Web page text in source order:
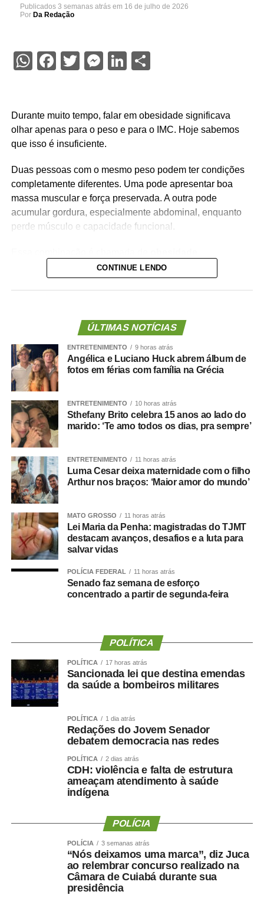
Publicados 3 semanas atrás em 16 de julho de 2026
Por Da Redação
WhatsApp
Facebook
Twitter
Messenger
LinkedIn
Share
Durante muito tempo, falar em obesidade significava
olhar apenas para o peso e para o IMC. Hoje sabemos
que isso é insuficiente.
Duas pessoas com o mesmo peso podem ter condições
completamente diferentes. Uma pode apresentar boa
massa muscular e força preservada. A outra pode
acumular gordura, especialmente abdominal, enquanto
perde músculo e capacidade funcional.
Ela reúne dois problemas importantes: excesso de
muscular. Além de aumentar o risco de fragilidade,
quedas, diabetes e doenças cardiovasculares, novas
evidências mostram que essa condição também pode
estar associada a maior risco de demência.
O que a ciência mostra :
Um grande estudo publicado na revista
Nutrition avaliou dados de centenas de milhares de
pessoas e analisou a relação entre composição corporal,
força muscular e desenvolvimento de demência.
Os resultados mostraram que tanto a sarcopenia isolada
quanto a obesidade sarcopênica estavam associadas a
um risco maior de declínio cognitivo. Um dos achados
mais relevantes foi a importância da
, medida por dinamometria.
Quanto menor a força e quanto maior sua redução ao
Isso reforça uma mudança importante na forma de avaliar
Não basta saber quanto peso uma pessoa
perdeu. Precisamos saber quanto músculo e quanta
força ela conseguiu preservar.
Emagrecer , nem sempre
significa melhorar a saúde ?
Uma perda de peso mal conduzida pode incluir perda
pessoas mais velhas, sedentárias, submetidas a dietas
muito restritivas ou a tratamentos sem acompanhamento
Mesmo com o avanço dos medicamentos para
obesidade, o objetivo não deve ser apenas reduzir o
CONTINUE LENDO
ÚLTIMAS NOTÍCIAS
ENTRETENIMENTO 9 horas atrás
Angélica e Luciano Huck abrem álbum de
fotos em férias com família na Grécia
ENTRETENIMENTO 10 horas atrás
Sthefany Brito celebra 15 anos ao lado do
marido: ‘Te amo todos os dias, pra sempre’
ENTRETENIMENTO 11 horas atrás
Luma Cesar deixa maternidade com o filho
Arthur nos braços: ‘Maior amor do mundo’
MATO GROSSO 11 horas atrás
Lei Maria da Penha: magistradas do TJMT
destacam avanços, desafios e a luta para
salvar vidas
POLÍCIA FEDERAL 11 horas atrás
Senado faz semana de esforço
concentrado a partir de segunda-feira
POLÍTICA
POLÍTICA 17 horas atrás
Sancionada lei que destina emendas
da saúde a bombeiros militares
POLÍTICA 1 dia atrás
Redações do Jovem Senador
debatem democracia nas redes
POLÍTICA 2 dias atrás
CDH: violência e falta de estrutura
ameaçam atendimento à saúde
indígena
POLÍCIA
POLÍCIA 3 semanas atrás
“Nós deixamos uma marca”, diz Juca
ao relembrar concurso realizado na
Câmara de Cuiabá durante sua
presidência